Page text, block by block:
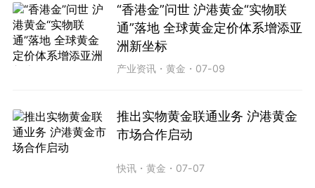
“香港金”问世 沪港黄金“实物联
通”落地 全球黄金定价体系增添亚
洲新坐标
产业资讯 ・黄金 ・ 07-09
推出实物黄金联通业务 沪港黄金
市场合作启动
快讯 ・黄金 ・ 07-07